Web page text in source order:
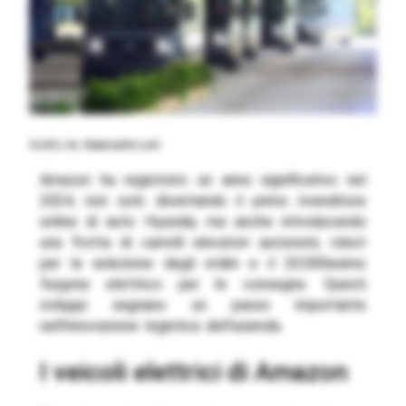
Scritto da Giancarlo Loti
Amazon ha registrato un anno significativo nel
2024, non solo diventando il primo rivenditore
online di auto Hyundai, ma anche introducendo
una frotta di carrelli elevatori autonomi, robot
per la selezione degli ordini e il 20.000esimo
furgone elettrico per le consegne. Questi
sviluppi segnano un passo importante
nell’innovazione logistica dell’azienda.
i veicoli elettrici di Amazon